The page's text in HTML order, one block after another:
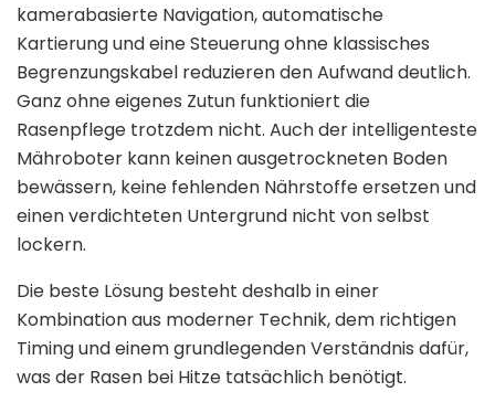
kamerabasierte Navigation, automatische
Kartierung und eine Steuerung ohne klassisches
Begrenzungskabel reduzieren den Aufwand deutlich.
Ganz ohne eigenes Zutun funktioniert die
Rasenpflege trotzdem nicht. Auch der intelligenteste
Mähroboter kann keinen ausgetrockneten Boden
bewässern, keine fehlenden Nährstoffe ersetzen und
einen verdichteten Untergrund nicht von selbst
lockern.
Die beste Lösung besteht deshalb in einer
Kombination aus moderner Technik, dem richtigen
Timing und einem grundlegenden Verständnis dafür,
was der Rasen bei Hitze tatsächlich benötigt.